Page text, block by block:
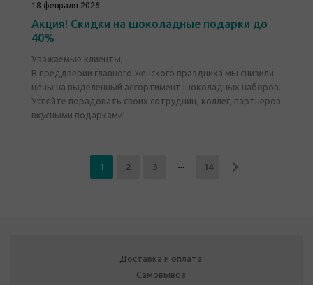
18 февраля 2026
Акция! Скидки на шоколадные подарки до
40%
Уважаемые клиенты,
В преддверии главного женского праздника мы снизили
цены на выделенный ассортимент шоколадных наборов.
Успейте порадовать своих сотрудниц, коллег, партнеров
вкусными подарками!
1 2 3 14
Доставка и оплата
Самовывоз